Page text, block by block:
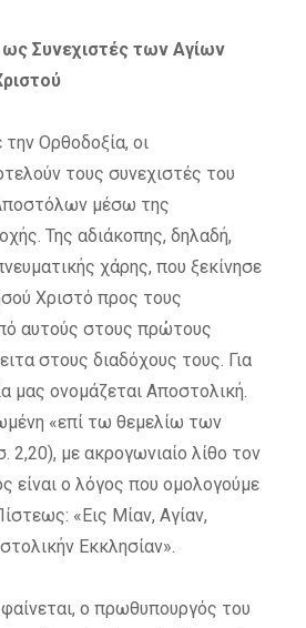
Συνεχιστές των Αγίων
Ορθοδοξία, οι
τους συνεχιστές του
μέσω της
Της αδιάκοπης, δηλαδή,
χάρης, που ξεκίνησε
Χριστό προς τους
αυτούς στους πρώτους
στους διαδόχους τους. Για
μας ονομάζεται Αποστολική.
«επί τω θεμελίω των
με ακρογωνιαίο λίθο τον
είναι ο λόγος που ομολογούμε
«Εις Μίαν, Αγίαν,
Εκκλησίαν».
ο πρωθυπουργός του